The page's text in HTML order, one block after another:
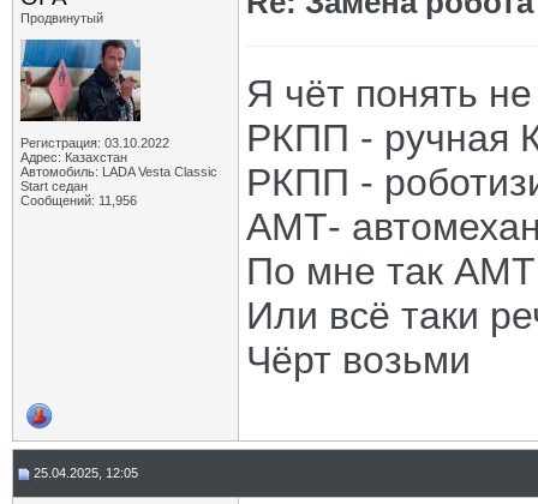
Продвинутый
Регистрация: 03.10.2022
Адрес: Казахстан
Автомобиль: LADA Vesta Classic
Start седан
Сообщений: 11,956
Я чёт понять
РКПП - ручная
РКПП -
АМТ-
По мне так АМТ
Или всё таки
Чёрт возьми
25.04.2025, 12:05